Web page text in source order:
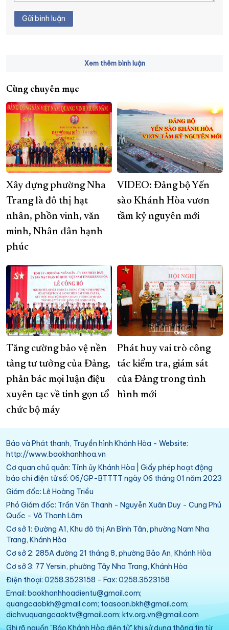
Gửi bình luận
Xem thêm bình luận
Cùng chuyên mục
Xây dựng phường Nha
Trang là đô thị hạt
nhân, phồn vinh, văn
minh, Nhân dân hạnh
phúc
VIDEO: Đảng bộ Yến
sào Khánh Hòa vươn
tầm kỷ nguyên mới
Tăng cường bảo vệ nền
tảng tư tưởng của Đảng,
phản bác mọi luận điệu
xuyên tạc về tinh gọn tổ
chức bộ máy
Phát huy vai trò công
tác kiểm tra, giám sát
của Đảng trong tình
hình mới
Báo và Phát thanh, Truyền hình Khánh Hòa - Website:
http://www.baokhanhhoa.vn
Cơ quan chủ quản: Tỉnh ủy Khánh Hòa | Giấy phép hoạt động
báo chí điện tử số: 06/GP-BTTTT ngày 06 tháng 01 năm 2023
Giám đốc: Lê Hoàng Triều
Phó Giám đốc: Trần Văn Thanh - Nguyễn Xuân Duy - Cung Phú
Quốc - Võ Thanh Lâm
Cơ sở 1: Đường A1, Khu đô thị An Bình Tân, phường Nam Nha
Trang, Khánh Hòa
Cơ sở 2: 285A đường 21 tháng 8, phường Bảo An, Khánh Hòa
Cơ sở 3: 77 Yersin, phường Tây Nha Trang, Khánh Hòa
Điện thoại: 0258.3523158 - Fax: 0258.3523158
Email: baokhanhhoadientu@gmail.com;
quangcaobkh@gmail.com; toasoan.bkh@gmail.com;
dichvuquangcaoktv@gmail.com; ktv.org.vn@gmail.com
Ghi rõ nguồn "Báo Khánh Hòa điện tử" khi sử dụng thông tin từ